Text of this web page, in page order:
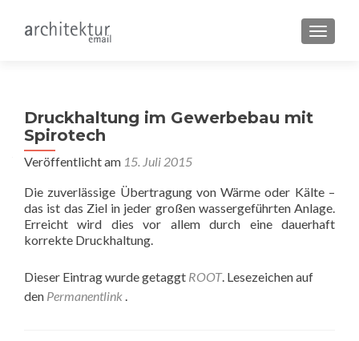
Druckhaltung im Gewerbebau mit
Spirotech
Veröffentlicht am 15. Juli 2015
Die zuverlässige Übertragung von Wärme oder Kälte –
das ist das Ziel in jeder großen wassergeführten Anlage.
Erreicht wird dies vor allem durch eine dauerhaft
korrekte Druckhaltung.
Dieser Eintrag wurde getaggt ROOT. Lesezeichen auf
den Permanentlink .